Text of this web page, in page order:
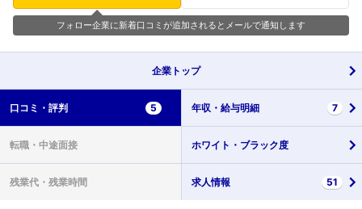
フォロー企業に新着口コミが追加されるとメールで通知します
企業 トップ
口コミ・ 評判 5 年収・ 給与明細 7
転職・ 中途面接 ホワイト・ ブラック度
残業代・ 残業時間 求人情報 51